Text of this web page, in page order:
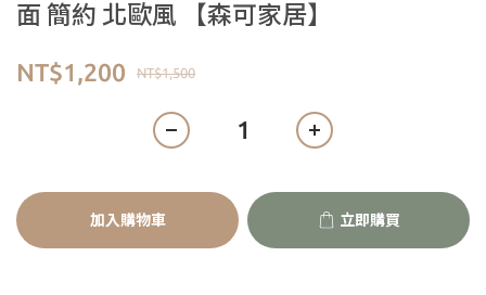
面 簡約 北歐風 【森可家居】
NT$1,500
NT$1,200
加入購物車 立即購買